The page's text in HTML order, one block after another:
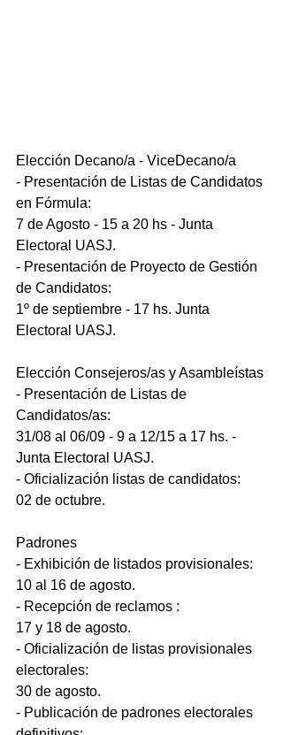
Elección Decano/a - ViceDecano/a
- Presentación de Listas de Candidatos
en Fórmula:
7 de Agosto - 15 a 20 hs - Junta
Electoral UASJ.
- Presentación de Proyecto de Gestión
de Candidatos:
1º de septiembre - 17 hs. Junta
Electoral UASJ.
Elección Consejeros/as y Asambleístas
- Presentación de Listas de
Candidatos/as:
31/08 al 06/09 - 9 a 12/15 a 17 hs. -
Junta Electoral UASJ.
- Oficialización listas de candidatos:
02 de octubre.
Padrones
- Exhibición de listados provisionales:
10 al 16 de agosto.
- Recepción de reclamos :
17 y 18 de agosto.
- Oficialización de listas provisionales
electorales:
30 de agosto.
- Publicación de padrones electorales